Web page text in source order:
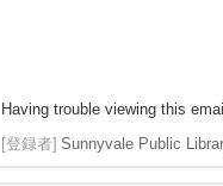
Having trouble viewing this
[登録者] Sunnyvale Public